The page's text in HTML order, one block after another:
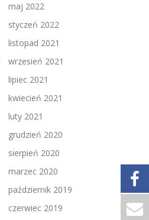
maj 2022
styczeń 2022
listopad 2021
wrzesień 2021
lipiec 2021
kwiecień 2021
luty 2021
grudzień 2020
sierpień 2020
marzec 2020
październik 2019
czerwiec 2019